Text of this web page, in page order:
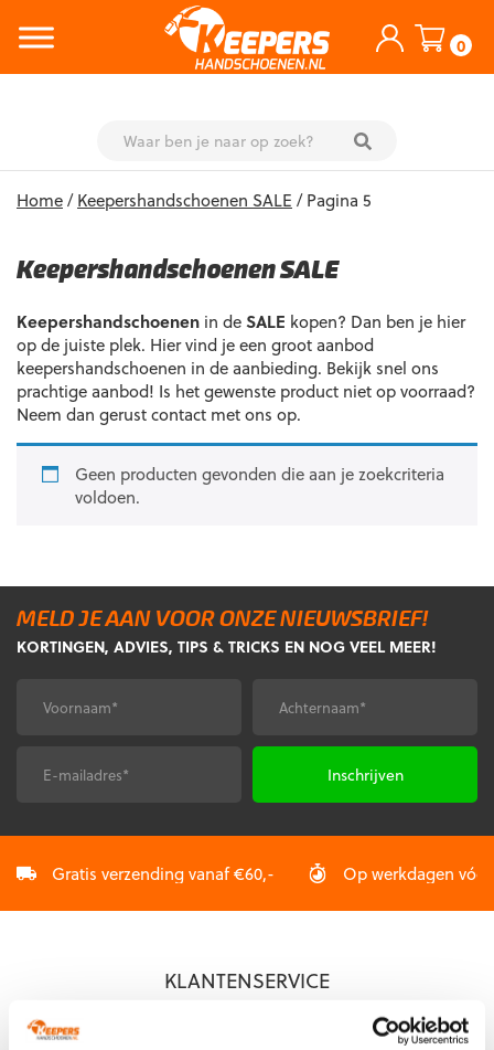
0
Home/Keepershandschoenen SALE / Pagina 5
Keepershandschoenen SALE
Keepershandschoenen in deSALE kopen? Dan ben je hier
op de juiste plek. Hier vind je een groot aanbod
keepershandschoenen in de aanbieding. Bekijk snel ons
prachtige aanbod! Is het gewenste product niet op voorraad?
Neem dan gerust contact met ons op.
Geen producten gevonden die aan je zoekcriteria
voldoen.
MELD JE AAN VOOR ONZE NIEUWSBRIEF!
KORTINGEN, ADVIES, TIPS & TRICKS EN NOG VEEL MEER!
Voornaam* Achternaam*
Gratis verzending vanaf €60,- Op werkdagen
KLANTENSERVICE